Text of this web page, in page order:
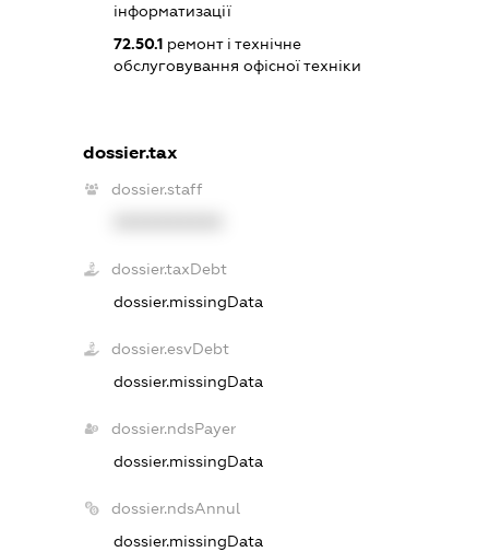
інформатизації
72.50.1 ремонт і технічне
обслуговування офісної техніки
dossier.tax
dossier.staff
dossier.taxDebt
dossier.missingData
dossier.esvDebt
dossier.missingData
dossier.ndsPayer
dossier.missingData
dossier.ndsAnnul
dossier.missingData